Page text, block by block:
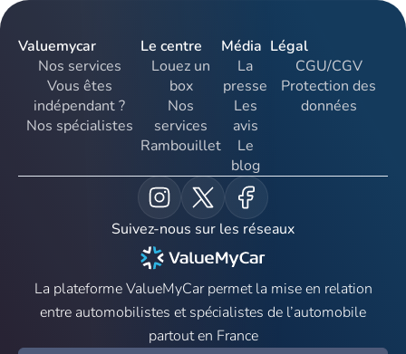
Valuemycar
Nos services
Vous êtes
indépendant ?
Nos spécialistes
Le centre
Louez un
box
Nos
services
Rambouillet
Média
La
presse
Les
avis
Le
blog
Légal
CGU/CGV
Protection des
données
Suivez-nous sur les réseaux
La plateforme ValueMyCar permet la mise en relation
entre automobilistes et spécialistes de l’automobile
partout en France